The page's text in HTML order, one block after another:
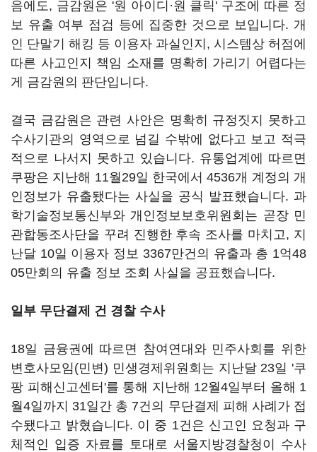
음에도, 금감원은 '원 아이디·원 클릭' 구조에 따른 정
보 유출 여부 점검 등에 집중한 것으로 보입니다. 개
인 단말기 해킹 등 이용자 과실인지, 시스템상 허점에
따른 사고인지 책임 소재를 명확히 가리기 어렵다는
게 금감원의 판단입니다.
결국 금감원은 관련 사안은 명확히 규정짓지 못하고
수사기관의 영역으로 넘길 수밖에 없다고 보고 적극
적으로 나서지 못하고 있습니다. 유통업계에 따르면
쿠팡은 지난해 11월29일 한국에서 4536개 계정의 개
인정보가 유출됐다는 사실을 공식 발표했습니다. 과
학기술정보통신부와 개인정보보호위원회는 곧장 민
관합동조사단을 꾸려 진행한 후속 조사를 마치고, 지
난달 10일 이용자 정보 3367만건의 유출과 총 1억48
05만회의 유출 정보 조회 사실을 공표했습니다.
일부 무단결제 건 경찰 수사
18일 금융권에 따르면 참여연대와 민주사회를 위한
변호사모임(민변) 민생경제위원회는 지난달 23일 '쿠
팡 피해신고센터'를 통해 지난해 12월4일부터 올해 1
월4일까지 31일간 총 7건의 무단결제 피해 사례가 접
수됐다고 밝혔습니다. 이 중 1건은 신고인 요청과 구
체적인 입증 자료를 토대로 서울지방경찰청이 수사